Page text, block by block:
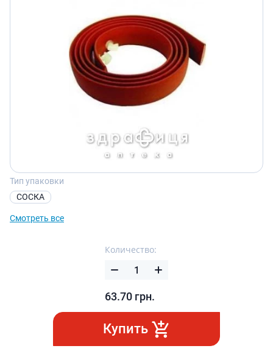
Тип упаковки
СОСКА
Смотреть все
Количество:
63.70 грн.
Купить